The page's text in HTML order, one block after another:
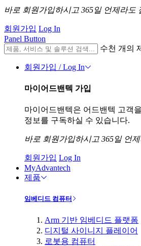
바로 회원가입하시고 365일 언제라도
회원가입 Log In
Panel Button
수천 개의
회원가입 / Log In
마이어드밴텍 가입
마이어드밴텍은 어드밴텍 고객
정보를 구독하실 수 있습니다.
바로 회원가입하시고 365일 언
회원가입 Log In
MyAdvantech
제품
임베디드 컴퓨터
Arm 기반 임베디드 플랫폼
디지털 사이니지 플레이어
로봇용 컴퓨터